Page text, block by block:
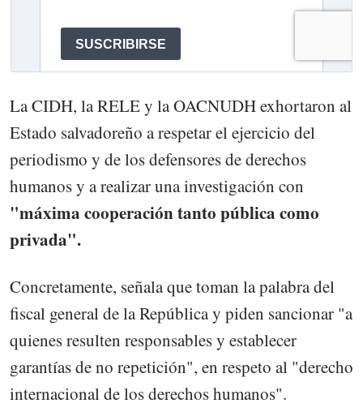
La CIDH, la RELE y la OACNUDH exhortaron al
Estado salvadoreño a respetar el ejercicio del
periodismo y de los defensores de derechos
humanos y a realizar una investigación con
"máxima cooperación tanto pública como
privada".
Concretamente, señala que toman la palabra del
fiscal general de la República y piden sancionar "a
quienes resulten responsables y establecer
garantías de no repetición", en respeto al "derecho
internacional de los derechos humanos".